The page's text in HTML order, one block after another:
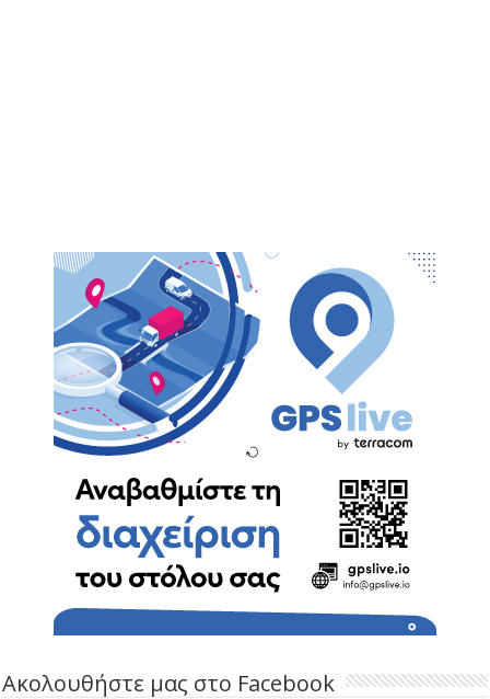
Ακολουθήστε μας στο Facebook